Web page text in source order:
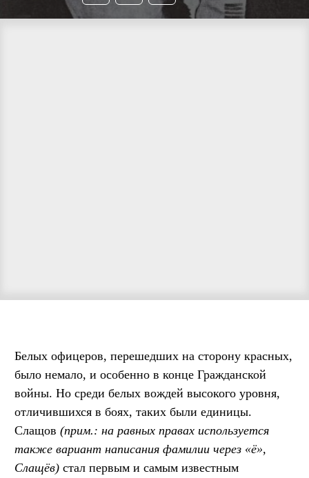
Белых офицеров, перешедших на сторону красных,
было немало, и особенно в конце Гражданской
войны. Но среди белых вождей высокого уровня,
отличившихся в боях, таких были единицы.
Слащов (прим.: на равных правах используется
также вариант написания фамилии через «ё»,
Слащёв) стал первым и самым известным